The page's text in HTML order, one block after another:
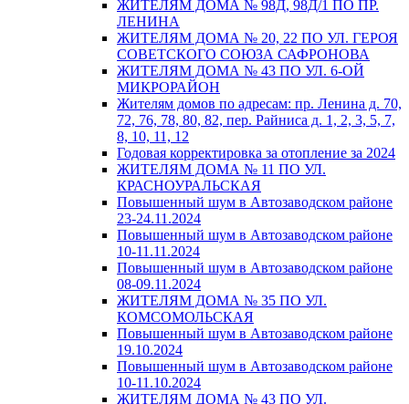
ЖИТЕЛЯМ ДОМА № 98Д, 98Д/1 ПО ПР.
ЛЕНИНА
ЖИТЕЛЯМ ДОМА № 20, 22 ПО УЛ. ГЕРОЯ
СОВЕТСКОГО СОЮЗА САФРОНОВА
ЖИТЕЛЯМ ДОМА № 43 ПО УЛ. 6-ОЙ
МИКРОРАЙОН
Жителям домов по адресам: пр. Ленина д. 70,
72, 76, 78, 80, 82, пер. Райниса д. 1, 2, 3, 5, 7,
8, 10, 11, 12
Годовая корректировка за отопление за 2024
ЖИТЕЛЯМ ДОМА № 11 ПО УЛ.
КРАСНОУРАЛЬСКАЯ
Повышенный шум в Автозаводском районе
23-24.11.2024
Повышенный шум в Автозаводском районе
10-11.11.2024
Повышенный шум в Автозаводском районе
08-09.11.2024
ЖИТЕЛЯМ ДОМА № 35 ПО УЛ.
КОМСОМОЛЬСКАЯ
Повышенный шум в Автозаводском районе
19.10.2024
Повышенный шум в Автозаводском районе
10-11.10.2024
ЖИТЕЛЯМ ДОМА № 43 ПО УЛ.